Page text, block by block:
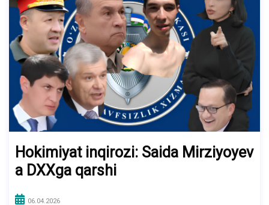
Hokimiyat inqirozi: Saida Mirziyoyev
a DXXga qarshi
06.04.2026